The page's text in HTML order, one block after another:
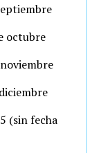
octubre
(sin fecha